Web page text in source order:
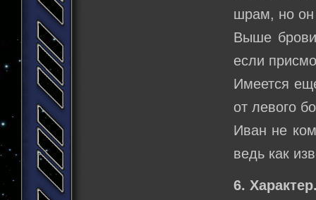
шрам, но он
Выше
если
Имеется
от левого
Иван не
ведь как
6.